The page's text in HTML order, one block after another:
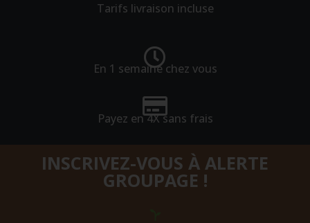
Tarifs livraison incluse
En 1 semaine chez vous
Payez en 4X sans frais
INSCRIVEZ-VOUS À ALERTE
GROUPAGE !